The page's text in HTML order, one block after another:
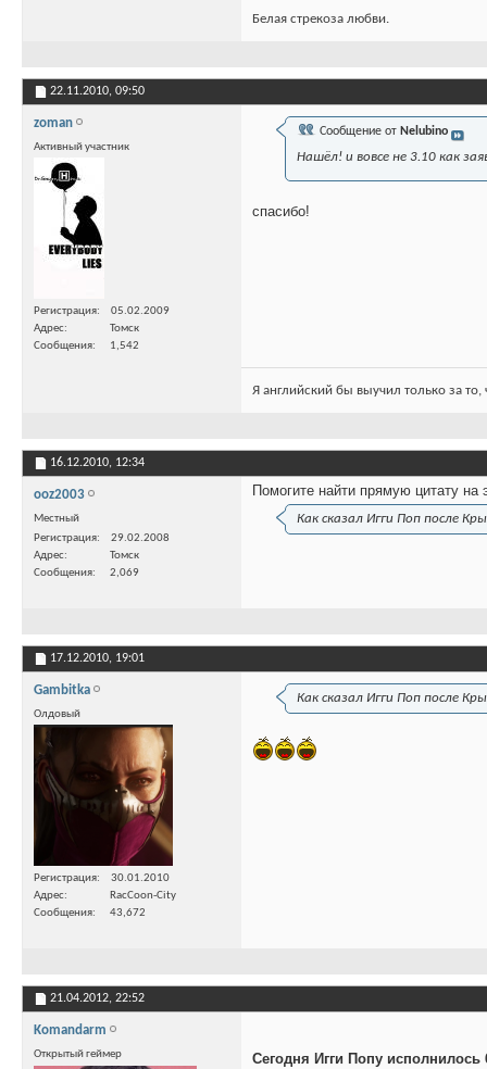
Белая стрекоза любви.
22.11.2010, 09:50
zoman
Активный участник
Регистрация
05.02.2009
Адрес
Томск
Сообщения
1,542
Сообщение от Nelubino
Нашёл! и вовсе не 3.10 как
спасибо!
Я английский бы выучил только за
16.12.2010, 12:34
ooz2003
Местный
Регистрация
29.02.2008
Адрес
Томск
Сообщения
2,069
Помогите найти прямую цитату на
Как сказал Игги Поп после
17.12.2010, 19:01
Gambitka
Олдовый
Регистрация
30.01.2010
Адрес
RacCoon-City
Сообщения
43,672
Как сказал Игги Поп после
21.04.2012, 22:52
Komandarm
Открытый геймер Сегодня Игги Попу исполнилось